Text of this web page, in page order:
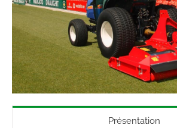
Présentation